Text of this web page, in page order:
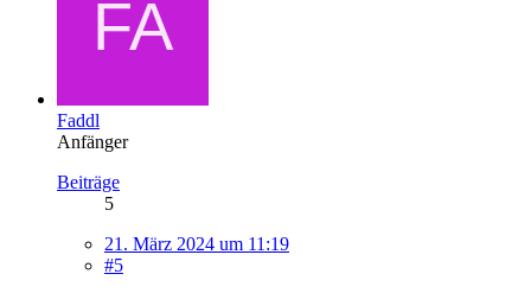
Faddl
Anfänger
Beiträge
5
21. März 2024 um 11:19
#5